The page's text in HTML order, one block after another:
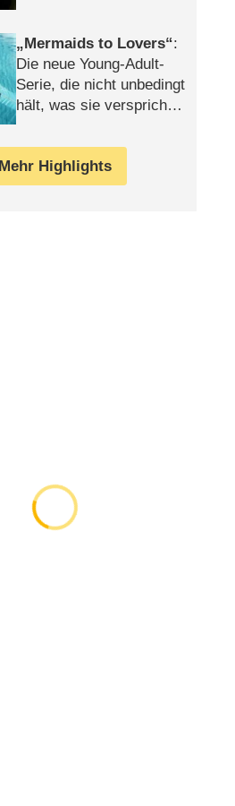
Mermaids to Lovers :
Die neue Young-Adult-
Serie, die nicht unbedingt
hält, was sie verspricht –
Mehr Highlights